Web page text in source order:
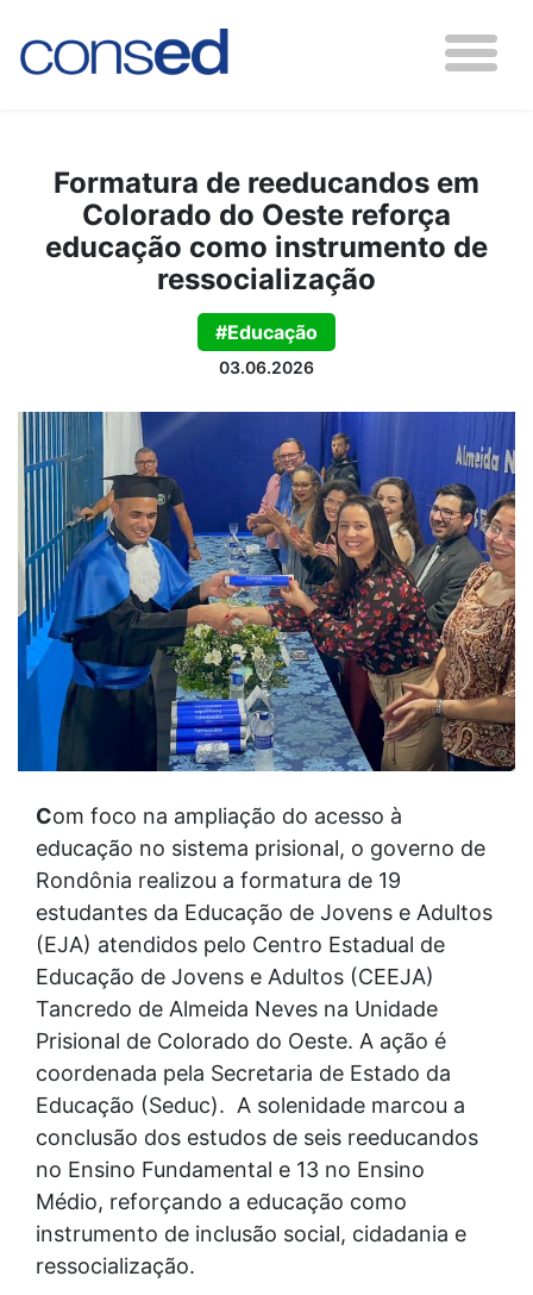
Formatura de reeducandos em
Colorado do Oeste reforça
educação como instrumento de
ressocialização
#Educação
03.06.2026
Com foco na ampliação do acesso à
educação no sistema prisional, o governo de
Rondônia realizou a formatura de 19
estudantes da Educação de Jovens e Adultos
(EJA) atendidos pelo Centro Estadual de
Educação de Jovens e Adultos (CEEJA)
Tancredo de Almeida Neves na Unidade
Prisional de Colorado do Oeste. A ação é
coordenada pela Secretaria de Estado da
Educação (Seduc). A solenidade marcou a
conclusão dos estudos de seis reeducandos
no Ensino Fundamental e 13 no Ensino
Médio, reforçando a educação como
instrumento de inclusão social, cidadania e
ressocialização.